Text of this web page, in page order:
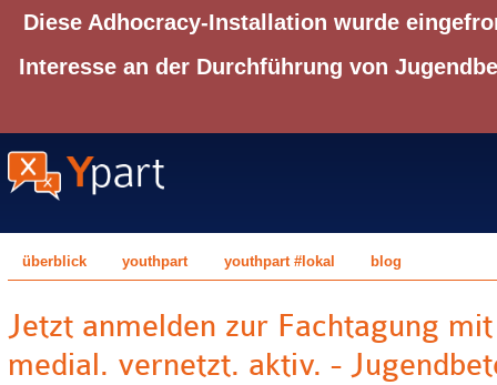
Diese Adhocracy-Installation wurde
Interesse an der Durchführung von
überblick youthpart youthpart #lokal blog
Jetzt anmelden zur Fachtagung
medial. vernetzt. aktiv. -